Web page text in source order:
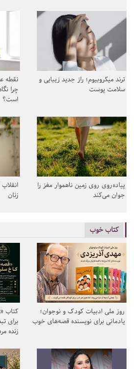
ترند میکروبیوم؛ راز جدید زیبایی و
سلامت پوست
نقطه
چرا
است؟
پیاده‌روی روی زمین ناهموار مغز را
جوان می‌کند
زنان
کتاب خوب
روز ملی ادبیات کودک و نوجوان؛
یادمانی برای نویسنده قصه‌های خوب
کتاب
برای
زنده